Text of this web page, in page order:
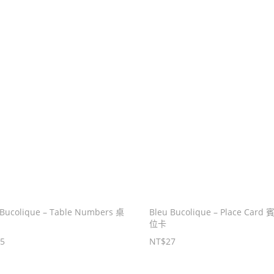
– Table Numbers 桌
Bleu Bucolique – Place Card
位卡
NT$27